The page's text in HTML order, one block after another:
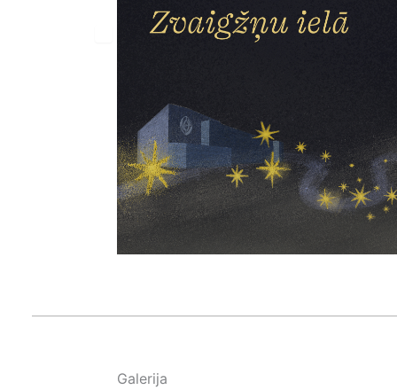
Galerija